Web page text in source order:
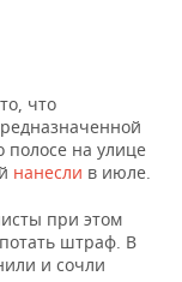
что
полосе на улице
нанесли в июле.
при этом
штраф. В
и сочли